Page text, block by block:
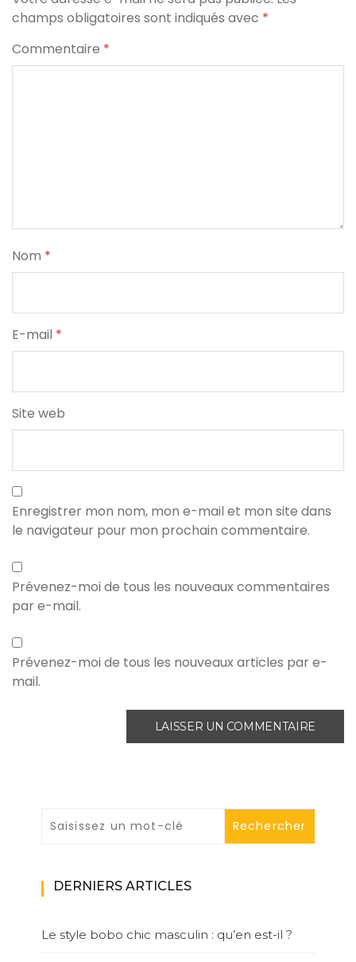
champs obligatoires sont indiqués avec *
Commentaire *
Nom *
E-mail *
Site web
Enregistrer mon nom, mon e-mail et mon site dans
le navigateur pour mon prochain commentaire.
Prévenez-moi de tous les nouveaux commentaires
par e-mail.
Prévenez-moi de tous les nouveaux articles par e-
mail.
DERNIERS ARTICLES
Le style bobo chic masculin : qu’en est-il ?